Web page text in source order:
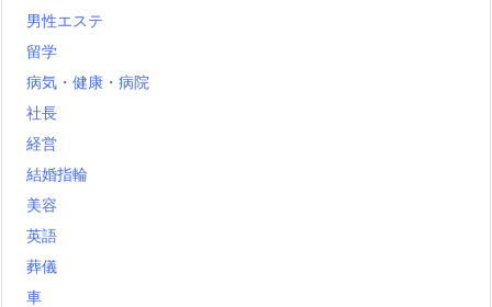
男性エステ
留学
病気・健康・病院
社長
経営
結婚指輪
美容
英語
葬儀
車